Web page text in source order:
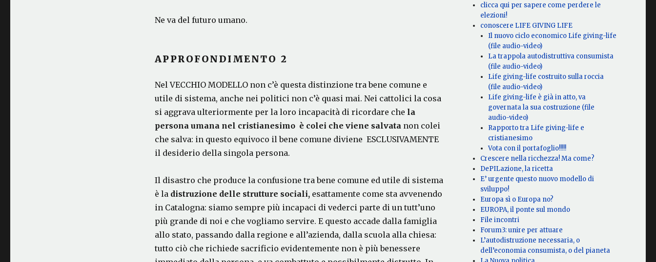
Ne va del futuro umano.
APPROFONDIMENTO 2
Nel VECCHIO MODELLO non c’è questa distinzione tra bene comune e
utile di sistema, anche nei politici non c’è quasi mai. Nei cattolici la cosa
si aggrava ulteriormente per la loro incapacità di ricordare che la
persona umana nel cristianesimo è colei che viene salvatanon colei
che salva: in questo equivoco il bene comune diviene ESCLUSIVAMENTE
il desiderio della singola persona.
Il disastro che produce la confusione tra bene comune ed utile di sistema
è la distruzione delle strutture sociali,esattamente come sta avvenendo
in Catalogna: siamo sempre più incapaci di vederci parte di un tutt’uno
più grande di noi e che vogliamo servire. E questo accade dalla famiglia
allo stato, passando dalla regione e all’azienda, dalla scuola alla chiesa:
tutto ciò che richiede sacrificio evidentemente non è più benessere
clicca qui per sapere come perdere le
elezioni!
conoscere LIFE GIVING LIFE
Il nuovo ciclo economico Life giving-life
(file audio-video)
La trappola autodistruttiva consumista
(file audio-video)
Life giving-life costruito sulla roccia
(file audio-video)
Life giving-life è già in atto, va
governata la sua costruzione (file
audio-video)
Rapporto tra Life giving-life e
cristianesimo
Vota con il portafoglio!!!!!
Crescere nella ricchezza! Ma come?
DePILazione, la ricetta
E’ urgente questo nuovo modello di
sviluppo!
Europa sì o Europa no?
EUROPA, il ponte sul mondo
File incontri
Forum3: unire per attuare
L’autodistruzione necessaria, o
dell’economia consumista, o del pianeta